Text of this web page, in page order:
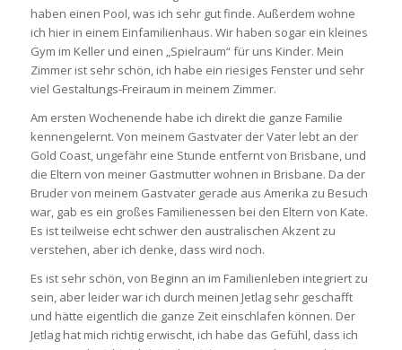
haben einen Pool, was ich sehr gut finde. Außerdem wohne
ich hier in einem Einfamilienhaus. Wir haben sogar ein kleines
Gym im Keller und einen „Spielraum“ für uns Kinder. Mein
Zimmer ist sehr schön, ich habe ein riesiges Fenster und sehr
viel Gestaltungs-Freiraum in meinem Zimmer.
Am ersten Wochenende habe ich direkt die ganze Familie
kennengelernt. Von meinem Gastvater der Vater lebt an der
Gold Coast, ungefähr eine Stunde entfernt von Brisbane, und
die Eltern von meiner Gastmutter wohnen in Brisbane. Da der
Bruder von meinem Gastvater gerade aus Amerika zu Besuch
war, gab es ein großes Familienessen bei den Eltern von Kate.
Es ist teilweise echt schwer den australischen Akzent zu
verstehen, aber ich denke, dass wird noch.
Es ist sehr schön, von Beginn an im Familienleben integriert zu
sein, aber leider war ich durch meinen Jetlag sehr geschafft
und hätte eigentlich die ganze Zeit einschlafen können. Der
Jetlag hat mich richtig erwischt, ich habe das Gefühl, dass ich